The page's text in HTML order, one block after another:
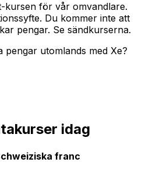
kursen för vår omvandlare.
Du kommer inte att
pengar. Se sändkurserna.
pengar utomlands med Xe?
idag
franc